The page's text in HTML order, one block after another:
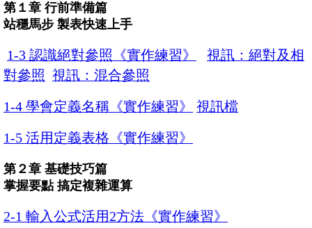
第１章 行前準備篇
站穩馬步 製表快速上手
1-3 認識絕對參照《實作練習》 視訊： 絕對及相
對參照 視訊：混合參照
1-4 學會定義名稱《實作練習》 視訊檔
1-5 活用定義表格《實作練習》
第２章 基礎技巧篇
掌握要點 搞定複雜運算
2-1 輸入公式活用2方法《實作練習》